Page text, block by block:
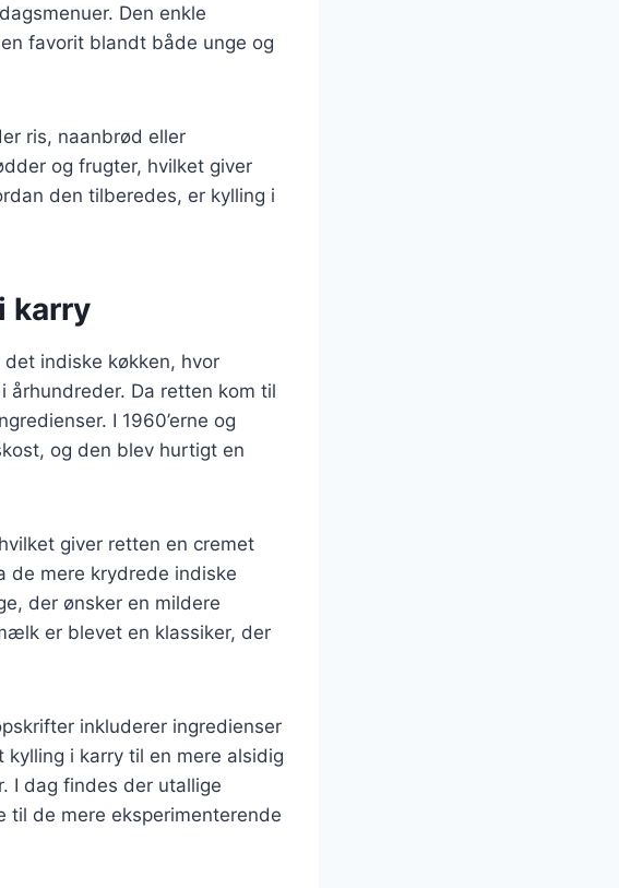
Den enkle
favorit blandt både unge og
ris, naanbrød eller
og frugter, hvilket giver
den tilberedes, er kylling i
karry
indiske køkken, hvor
Da retten kom til
I 1960’erne og
og den blev hurtigt en
giver retten en cremet
de mere krydrede indiske
der ønsker en mildere
er blevet en klassiker, der
inkluderer ingredienser
i karry til en mere alsidig
I dag findes der utallige
de mere eksperimenterende